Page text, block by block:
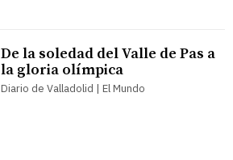
De la soledad del Valle de Pas a
la gloria olímpica
Diario de Valladolid | El Mundo